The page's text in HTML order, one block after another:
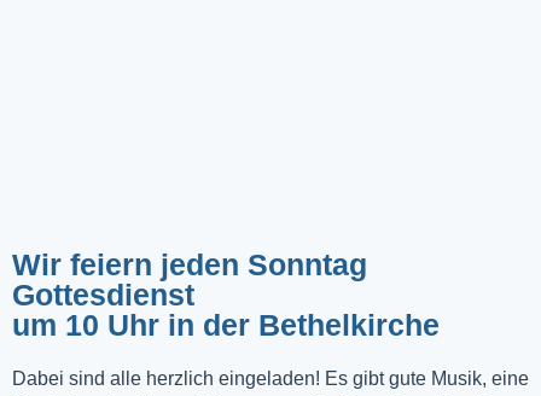
Wir feiern jeden Sonntag
Gottesdienst
um 10 Uhr in der Bethelkirche
Dabei sind alle herzlich eingeladen! Es gibt gute Musik, eine